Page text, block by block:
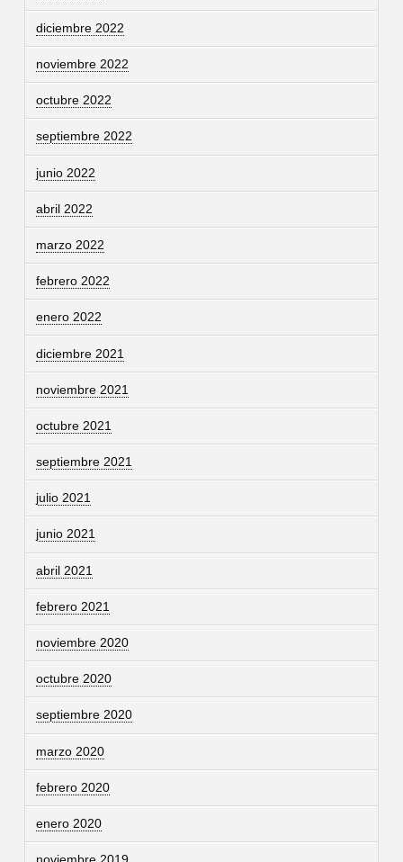
diciembre 2022
noviembre 2022
octubre 2022
septiembre 2022
junio 2022
abril 2022
marzo 2022
febrero 2022
enero 2022
diciembre 2021
noviembre 2021
octubre 2021
septiembre 2021
julio 2021
junio 2021
abril 2021
febrero 2021
noviembre 2020
octubre 2020
septiembre 2020
marzo 2020
febrero 2020
enero 2020